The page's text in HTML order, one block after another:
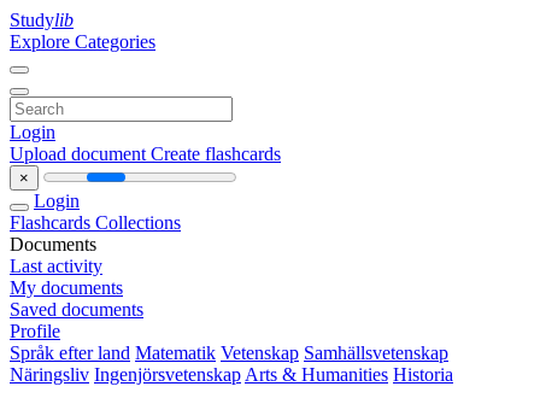
Studylib
Explore Categories
Login
Upload document Create flashcards
×
Login
Flashcards Collections
Documents
Last activity
My documents
Saved documents
Profile
Språk efter land Matematik Vetenskap Samhällsvetenskap
Näringsliv Ingenjörsvetenskap Arts & Humanities Historia